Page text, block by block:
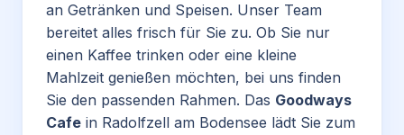
an Getränken und Speisen. Unser Team
bereitet alles frisch für Sie zu. Ob Sie nur
einen Kaffee trinken oder eine kleine
Mahlzeit genießen möchten, bei uns finden
Sie den passenden Rahmen. Das Goodways
Cafe in Radolfzell am Bodensee lädt Sie zum